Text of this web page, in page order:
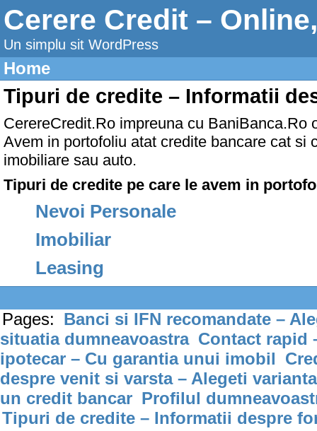
Cerere Credit –
Un simplu sit WordPress
Home
Tipuri de credite – Informatii
CerereCredit.Ro impreuna cu
Avem in portofoliu atat credite bancare cat si
imobiliare sau auto.
Tipuri de credite pe care le avem in
Nevoi Personale
Imobiliar
Leasing
Pages: Banci si IFN recomandate –
situatia dumneavoastra Contact rapid
ipotecar – Cu garantia unui imobil
despre venit si varsta – Alegeti varianta
un credit bancar Profilul
Tipuri de credite – Informatii despre